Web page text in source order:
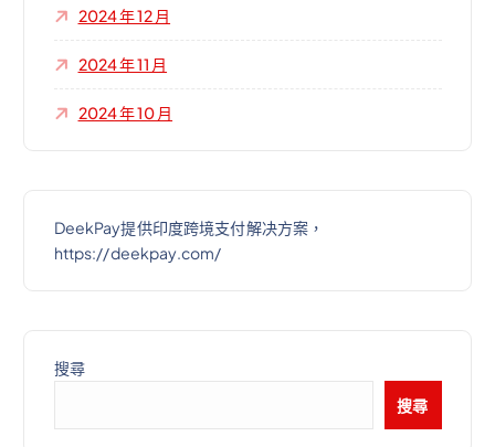
2024 年 12 月
2024 年 11 月
2024 年 10 月
DeekPay提供印度跨境支付解决方案，
https://deekpay.com/
搜尋
搜尋